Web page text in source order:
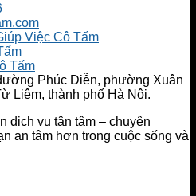
Việc Cô Tấm
Tấm
Phúc Diễn, phường Xuân
Liêm, thành phố Hà Nội.
dịch vụ tận tâm – chuyên
an tâm hơn trong cuộc sống và